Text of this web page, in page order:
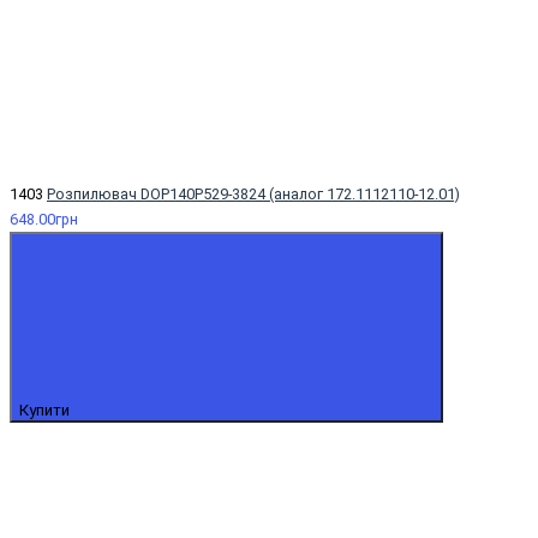
1403 Розпилювач DOP140Р529-3824 (аналог 172.1112110-12.01)
648.00грн
Купити